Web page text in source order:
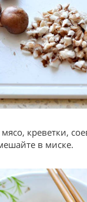
креветки,
в миске.